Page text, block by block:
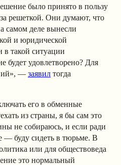
было принято в пользу
решеткой. Они думают, что
самом деле вынесли
и юридической
такой ситуации
будет удовлетворено? Для
— заявил тогда
его в обменные
из страны, я бы сам это
не собираюсь, и если ради
— буду сидеть в тюрьме. В
или для обществоведа
это нормальный